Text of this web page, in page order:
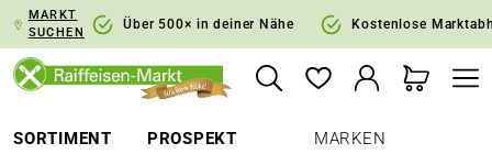
Zur Hauptnavigation springen
MARKT
SUCHEN
Über 500× in deiner Nähe Kostenlose
SORTIMENT PROSPEKT MARKEN